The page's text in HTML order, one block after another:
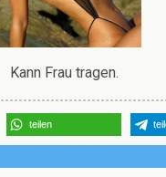
Kann Frau tragen.
teilen